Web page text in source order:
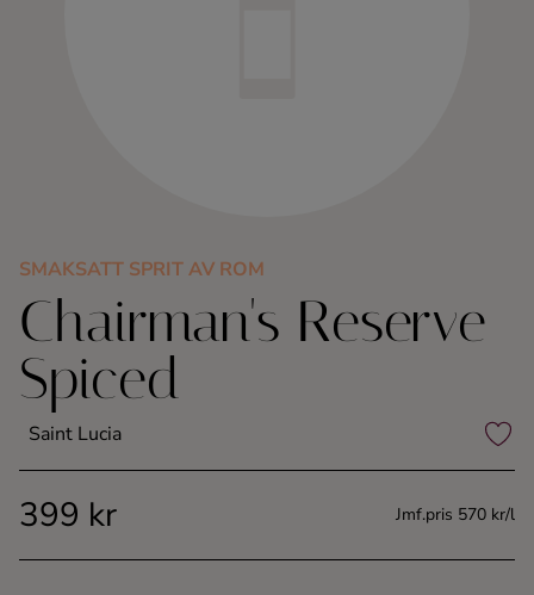
Rom
Shots
Tequila
SMAKSATT SPRIT AV ROM
Chairman's Reserve
Spiced
Saint Lucia
399 kr Jmf.pris 570 kr/l